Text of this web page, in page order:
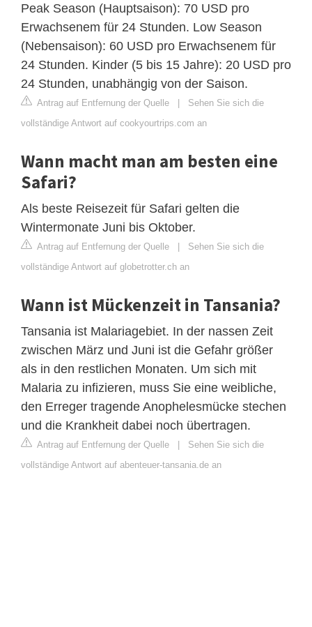
Peak Season (Hauptsaison): 70 USD pro
Erwachsenem für 24 Stunden. Low Season
(Nebensaison): 60 USD pro Erwachsenem für
24 Stunden. Kinder (5 bis 15 Jahre): 20 USD pro
24 Stunden, unabhängig von der Saison.
Antrag auf Entfernung der Quelle | Sehen Sie sich die
vollständige Antwort auf cookyourtrips.com an
Wann macht man am besten eine
Safari?
Als beste Reisezeit für Safari gelten die
Wintermonate Juni bis Oktober.
Antrag auf Entfernung der Quelle | Sehen Sie sich die
vollständige Antwort auf globetrotter.ch an
Wann ist Mückenzeit in Tansania?
Tansania ist Malariagebiet. In der nassen Zeit
zwischen März und Juni ist die Gefahr größer
als in den restlichen Monaten. Um sich mit
Malaria zu infizieren, muss Sie eine weibliche,
den Erreger tragende Anophelesmücke stechen
und die Krankheit dabei noch übertragen.
Antrag auf Entfernung der Quelle | Sehen Sie sich die
vollständige Antwort auf abenteuer-tansania.de an